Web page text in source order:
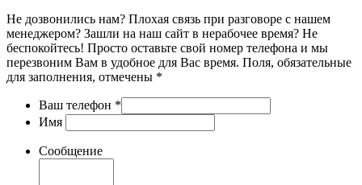
Не дозвонились нам? Плохая связь при разговоре с нашем
менеджером? Зашли на наш сайт в нерабочее время? Не
беспокойтесь! Просто оставьте свой номер телефона и мы
перезвоним Вам в удобное для Вас время. Поля, обязательные
для заполнения, отмечены *
Ваш телефон *
Имя
Сообщение